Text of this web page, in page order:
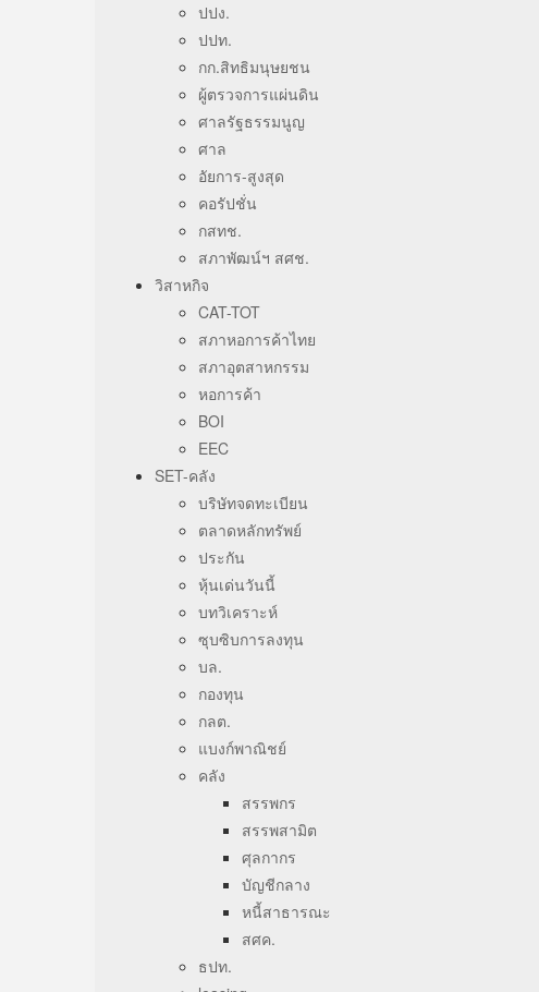
ปปง.
ปปท.
กก.สิทธิมนุษยชน
ผู้ตรวจการแผ่นดิน
ศาลรัฐธรรมนูญ
ศาล
อัยการ-สูงสุด
คอรัปชั่น
กสทช.
สภาพัฒน์ฯ สศช.
วิสาหกิจ
CAT-TOT
สภาหอการค้าไทย
สภาอุตสาหกรรม
หอการค้า
BOI
EEC
SET-คลัง
บริษัทจดทะเบียน
ตลาดหลักทรัพย์
ประกัน
หุ้นเด่นวันนี้
บทวิเคราะห์
ซุบซิบการลงทุน
บล.
กองทุน
กลต.
แบงก์พาณิชย์
คลัง
สรรพกร
สรรพสามิต
ศุลกากร
บัญชีกลาง
หนี้สาธารณะ
สศค.
ธปท.